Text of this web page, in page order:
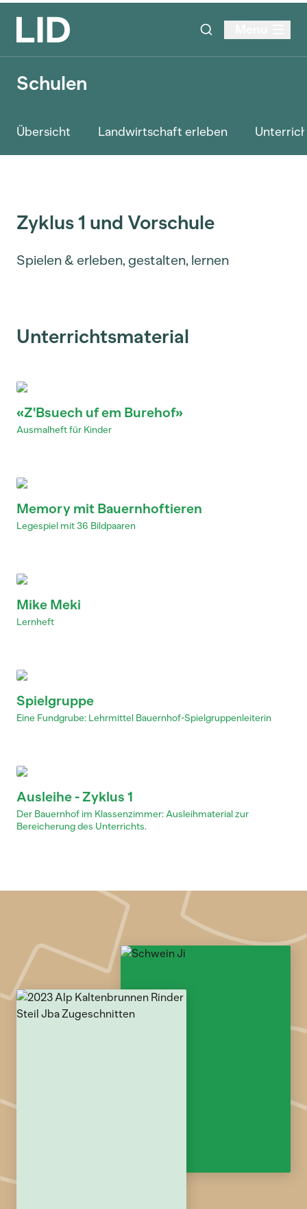
Schulen
Übersicht Landwirtschaft erleben
Zyklus 1 und Vorschule
Spielen & erleben, gestalten, lernen
Unterrichtsmaterial
«Z'Bsuech uf em Burehof»
Ausmalheft für Kinder
Memory mit Bauernhoftieren
Legespiel mit 36 Bildpaaren
Mike Meki
Lernheft
Spielgruppe
Eine Fundgrube: Lehrmittel Bauernhof-Spielgruppenleiterin
Ausleihe - Zyklus 1
Der Bauernhof im Klassenzimmer: Ausleihmaterial zur
Bereicherung des Unterrichts.